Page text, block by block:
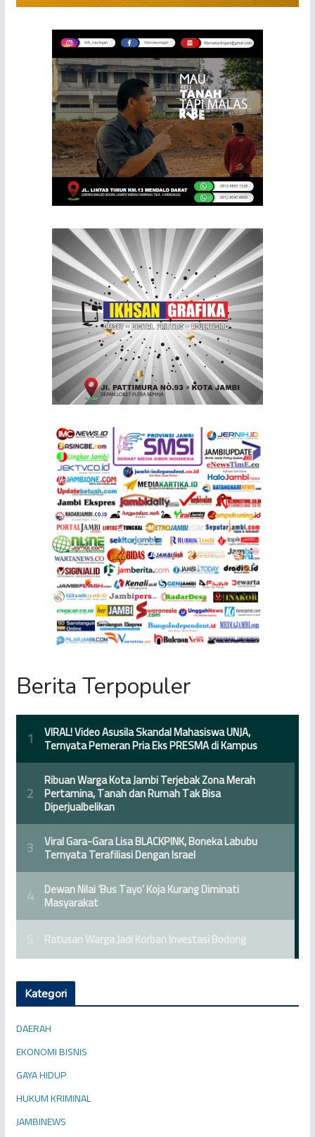
Berita Terpopuler
Kategori
DAERAH
EKONOMI BISNIS
GAYA HIDUP
HUKUM KRIMINAL
JAMBINEWS